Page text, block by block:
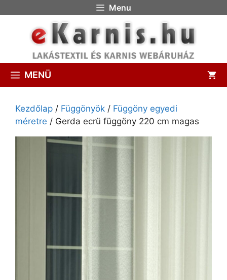
Menu
MENÜ
Kezdőlap / Függönyök / Függöny egyedi
méretre / Gerda ecrü függöny 220 cm magas